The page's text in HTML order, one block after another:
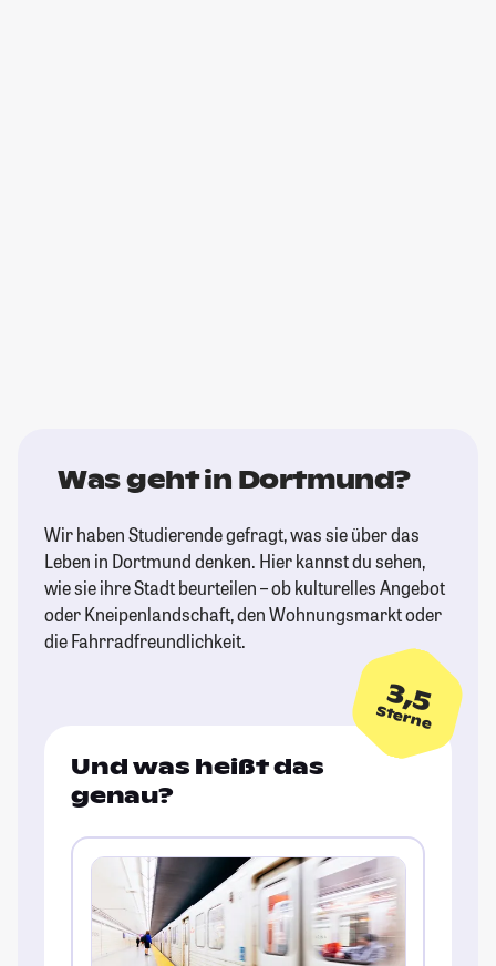
Was geht in Dortmund?
Wir haben Studierende gefragt, was sie über das
Leben in Dortmund denken. Hier kannst du sehen,
wie sie ihre Stadt beurteilen – ob kulturelles Angebot
oder Kneipenlandschaft, den Wohnungsmarkt oder
die Fahrradfreundlichkeit.
3,5
Sterne
Und was heißt das
genau?